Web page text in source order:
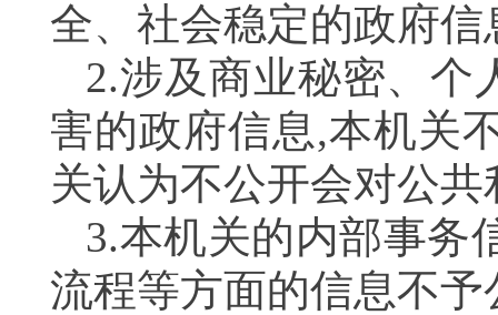
全、社会稳定的政府
2.涉及商业秘密、个
害的政府信息,本机关
关认为不公开会对公
3.本机关的内部事务
流程等方面的信息不